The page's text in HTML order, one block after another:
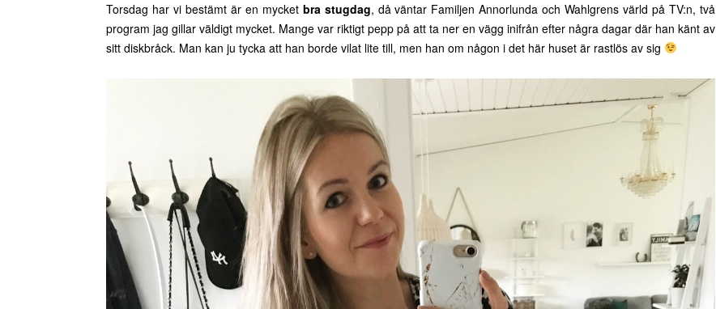
Torsdag har vi bestämt är en mycket bra stugdag, då väntar Familjen Annorlunda och Wahlgrens värld på TV:n, två
program jag gillar väldigt mycket. Mange var riktigt pepp på att ta ner en vägg inifrån efter några dagar där han känt av
sitt diskbråck. Man kan ju tycka att han borde vilat lite till, men han om någon i det här huset är rastlös av sig